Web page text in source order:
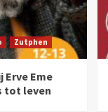
Zutphen
Erve Eme
tot leven